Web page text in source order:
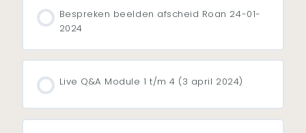
Bespreken beelden afscheid Roan 24-01-
2024
Live Q&A Module 1 t/m 4 (3 april 2024)